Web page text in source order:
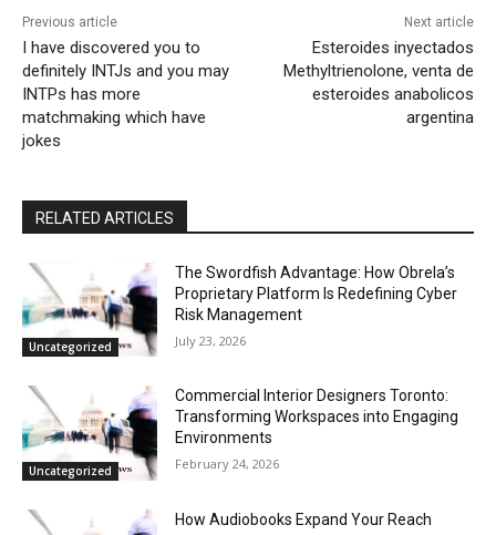
Previous article
I have discovered you to
definitely INTJs and you may
INTPs has more
matchmaking which have
jokes
Next article
Esteroides inyectados
Methyltrienolone, venta de
esteroides anabolicos
argentina
RELATED ARTICLES
Uncategorized
The Swordfish Advantage: How Obrela’s
Proprietary Platform Is Redefining Cyber
Risk Management
July 23, 2026
Uncategorized
Commercial Interior Designers Toronto:
Transforming Workspaces into Engaging
Environments
February 24, 2026
How Audiobooks Expand Your Reach